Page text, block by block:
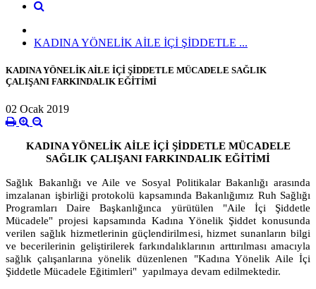
KADINA YÖNELİK AİLE İÇİ ŞİDDETLE ...
KADINA YÖNELİK AİLE İÇİ ŞİDDETLE MÜCADELE SAĞLIK
ÇALIŞANI FARKINDALIK EĞİTİMİ
02 Ocak 2019
KADINA YÖNELİK AİLE İÇİ ŞİDDETLE MÜCADELE
SAĞLIK ÇALIŞANI FARKINDALIK EĞİTİMİ
Sağlık Bakanlığı ve Aile ve Sosyal Politikalar Bakanlığı arasında
imzalanan işbirliği protokolü kapsamında Bakanlığımız Ruh Sağlığı
Programları Daire Başkanlığınca yürütülen "Aile İçi Şiddetle
Mücadele" projesi kapsamında Kadına Yönelik Şiddet konusunda
verilen sağlık hizmetlerinin güçlendirilmesi, hizmet sunanların bilgi
ve becerilerinin geliştirilerek farkındalıklarının arttırılması amacıyla
sağlık çalışanlarına yönelik düzenlenen "Kadına Yönelik Aile İçi
Şiddetle Mücadele Eğitimleri" yapılmaya devam edilmektedir.